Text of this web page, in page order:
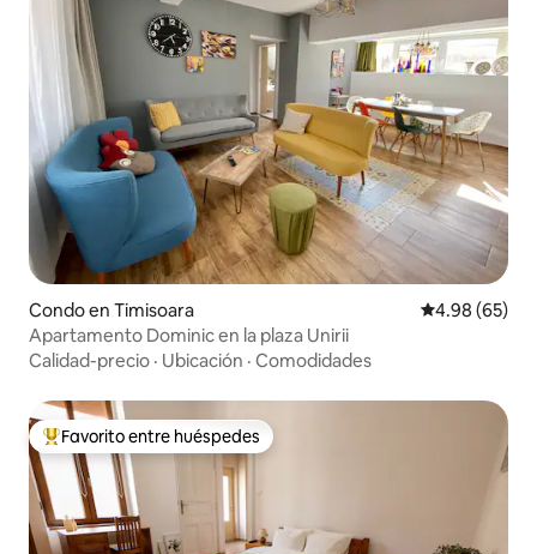
Condo en Timisoara Calificación
4.98 (65)
Apartamento Dominic en la plaza Unirii
Calidad-precio · Ubicación · Comodidades
Favorito entre huéspedes preferido
Favorito entre huéspedes